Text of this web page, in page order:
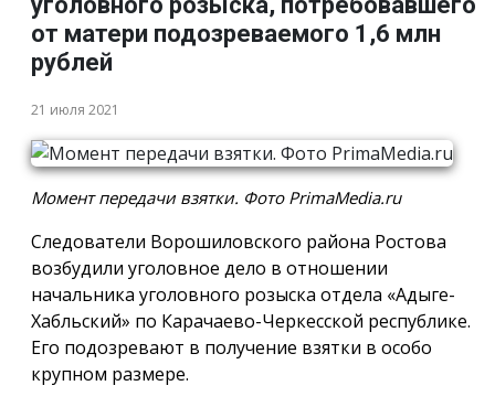
от матери подозреваемого 1,6 млн
рублей
21 июля 2021
Момент передачи взятки. Фото PrimaMedia.ru
Следователи Ворошиловского района Ростова
возбудили уголовное дело в отношении
начальника уголовного розыска отдела «Адыге-
Хабльский» по Карачаево-Черкесской республике.
Его подозревают в получение взятки в особо
крупном размере.